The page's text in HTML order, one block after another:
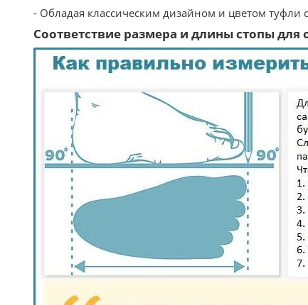
- Обладая классическим дизайном и цветом
Соответствие размера и длины стопы для